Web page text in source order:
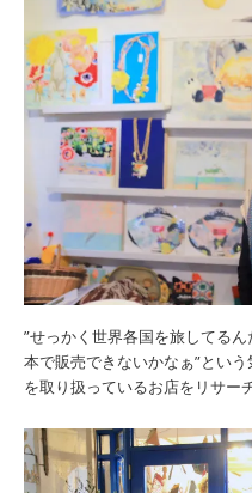
”せっかく世界各国を旅してる
本で販売できないかなぁ”とい
を取り扱っているお店をリサー